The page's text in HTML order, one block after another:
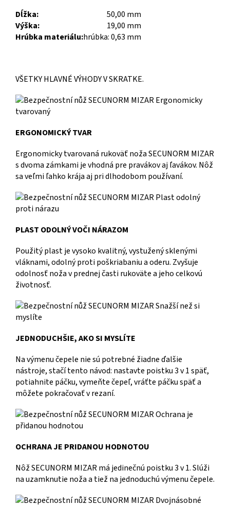
Dĺžka:
50,00 mm
Výška:
19,00 mm
Hrúbka materiálu:hrúbka: 0,63 mm
VŠETKY HLAVNÉ VÝHODY V SKRATKE.
ERGONOMICKÝ TVAR
Ergonomicky tvarovaná rukoväť noža SECUNORM MIZAR
s dvoma zámkami je vhodná pre pravákov aj ľavákov. Nôž
sa veľmi ľahko krája aj pri dlhodobom používaní.
PLAST ODOLNÝ VOČI NÁRAZOM
Použitý plast je vysoko kvalitný, vystužený sklenými
vláknami, odolný proti poškriabaniu a oderu. Zvyšuje
odolnosť noža v prednej časti rukoväte a jeho celkovú
životnosť.
JEDNODUCHŠIE, AKO SI MYSLÍTE
Na výmenu čepele nie sú potrebné žiadne ďalšie
nástroje, stačí tento návod: nastavte poistku 3 v 1 späť,
potiahnite páčku, vymeňte čepeľ, vráťte páčku späť a
môžete pokračovať v rezaní.
OCHRANA JE PRIDANOU HODNOTOU
Nôž SECUNORM MIZAR má jedinečnú poistku 3 v 1. Slúži
na uzamknutie noža a tiež na jednoduchú výmenu čepele.